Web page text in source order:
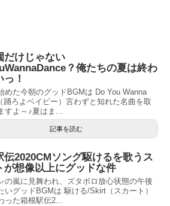
だけじゃない
？俺たちの夏は終わ
っ！
めた今朝のグッドBGMは Do You Wanna
踊ろよベイビー）言わずと知れた名曲を取
すよ～♪夏はま...
記事を読む
伝2020CMソング駆けるを歌うス
が想像以上にグッドな件
の嵐に見舞われ、ズタボロ放心状態の午後
いグッドBGMは 駆ける/Skirt（スカート）
った箱根駅伝2...